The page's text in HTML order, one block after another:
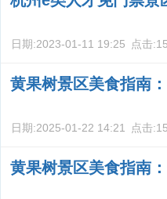
日期:2023-01-11 19:25 点击:
黄果树景区美食指南
日期:2025-01-22 14:21 点击:
黄果树景区美食指南